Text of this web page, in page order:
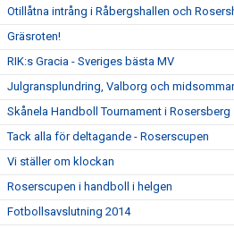
Otillåtna intrång i Råbergshallen och
Gräsroten!
RIK:s Gracia - Sveriges bästa MV
Julgransplundring, Valborg och midsommar
Skånela Handboll Tournament i Rosersberg
Tack alla för deltagande - Roserscupen
Vi ställer om klockan
Roserscupen i handboll i helgen
Fotbollsavslutning 2014